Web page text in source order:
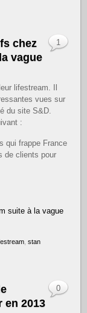
chez
vague
lifestream. Il
vues sur
du site S&D.
:
qui frappe France
de clients pour
suite à la vague
1
,stan
en 2013
0